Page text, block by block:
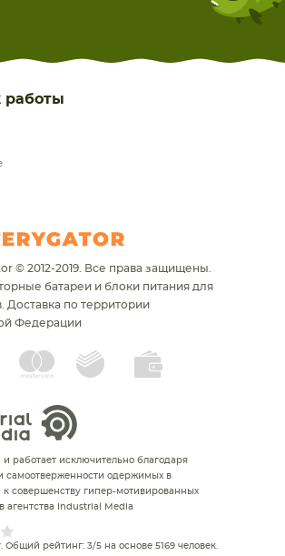
работы
© 2012-2019. Все права защищены.
батареи и блоки питания для
Доставка по территории
Федерации
и работает исключительно благодаря
самоотверженности одержимых в
к совершенству гипер-мотивированных
агентства Industrial Media
. Общий рейтинг: 3/5 на основе 5169 человек.